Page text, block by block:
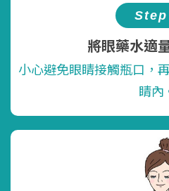
Step
將眼藥水適
小心避免眼睛接觸瓶口，
睛內